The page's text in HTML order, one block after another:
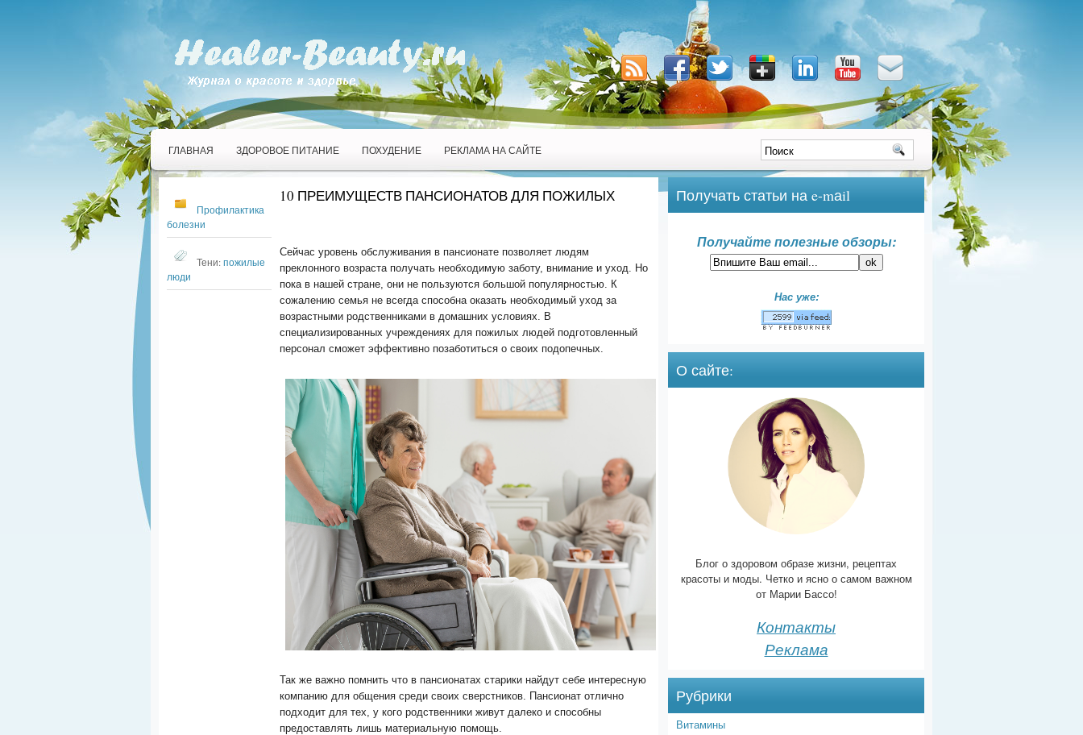
ГЛАВНАЯ ЗДОРОВОЕ ПИТАНИЕ ПОХУДЕНИЕ РЕКЛАМА НА САЙТЕ
Профилактика
болезни
Тени:пожилые
люди
10 ПРЕИМУЩЕСТВ ПАНСИОНАТОВ ДЛЯ ПОЖИЛЫХ
Сейчас уровень обслуживания в пансионате позволяет людям
преклонного возраста получать необходимую заботу, внимание и уход. Но
пока в нашей стране, они не пользуются большой популярностью. К
сожалению семья не всегда способна оказать необходимый уход за
возрастными родственниками в домашних условиях. В
специализированных учреждениях для пожилых людей подготовленный
персонал сможет эффективно позаботиться о своих подопечных.
Так же важно помнить что в пансионатах старики найдут себе интересную
компанию для общения среди своих сверстников. Пансионат отлично
подходит для тех, у кого родственники живут далеко и способны
предоставлять лишь материальную помощь.
Получать статьи на e-mаil
Получайте полезные обзоры:
Нас уже:
О сайте:
Блог о здоровом образе жизни, рецептах
красоты и моды. Четко и ясно о самом важном
от Марии Бассо!
Контакты
Реклама
Рубрики
Витамины